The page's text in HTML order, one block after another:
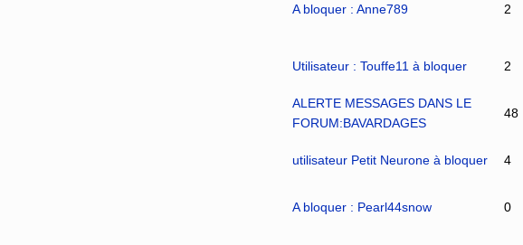
A bloquer : Anne789 2
Utilisateur : Touffe11 à bloquer 2
ALERTE MESSAGES DANS LE
FORUM:BAVARDAGES
48
utilisateur Petit Neurone à bloquer 4
A bloquer : Pearl44snow 0